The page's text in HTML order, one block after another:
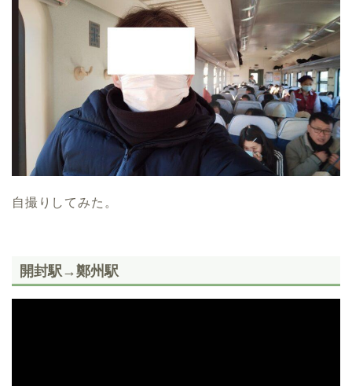
自撮りしてみた。
開封駅→鄭州駅